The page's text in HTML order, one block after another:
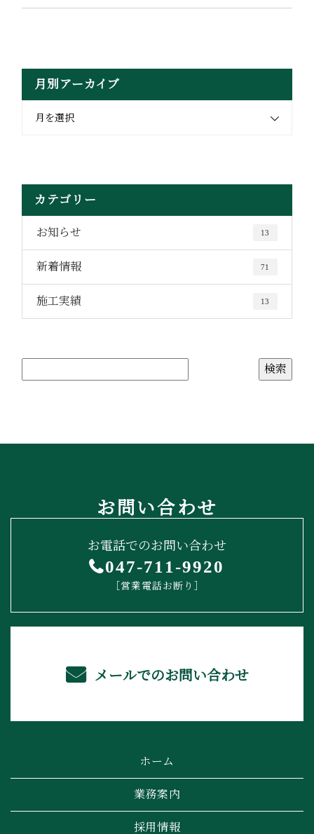
月別アーカイブ
月を選択
カテゴリー
お知らせ 13
新着情報 71
施工実績 13
お問い合わせ
お電話でのお問い合わせ
047-711-9920
［営業電話お断り］
メールでのお問い合わせ
ホーム
業務案内
採用情報